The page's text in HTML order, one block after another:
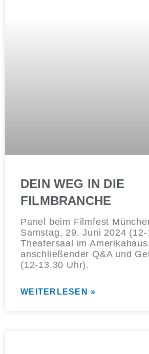
DEIN WEG IN DIE
FILMBRANCHE
Panel beim Filmfest
Samstag, 29. Juni 2024
Theatersaal im
anschließender Q&A und
(12-13.30 Uhr).
WEITERLESEN »